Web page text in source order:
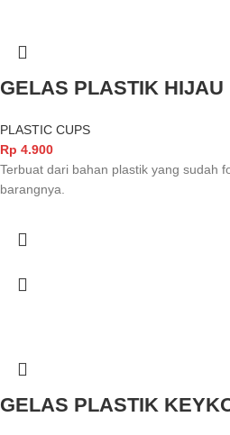
GELAS PLASTIK HIJAU
PLASTIC CUPS
Rp 4.900
Terbuat dari bahan plastik yang sudah
barangnya.
GELAS PLASTIK